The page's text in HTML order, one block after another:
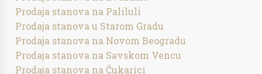
Prodaja stanova na Paliluli
Prodaja stanova u Starom Gradu
Prodaja stanova na Novom Beogradu
Prodaja stanova na Savskom Vencu
Prodaja stanova na Čukarici